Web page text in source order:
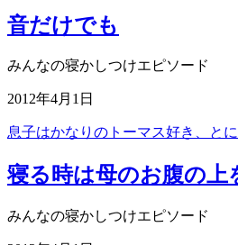
音だけでも
みんなの寝かしつけエピソード
2012年4月1日
息子はかなりのトーマス好き、と
寝る時は母のお腹の上
みんなの寝かしつけエピソード